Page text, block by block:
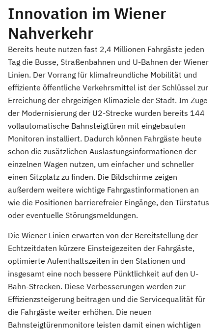
Innovation im Wiener
Nahverkehr
Bereits heute nutzen fast 2,4 Millionen Fahrgäste jeden
Tag die Busse, Straßenbahnen und U-Bahnen der Wiener
Linien. Der Vorrang für klimafreundliche Mobilität und
effiziente öffentliche Verkehrsmittel ist der Schlüssel zur
Erreichung der ehrgeizigen Klimaziele der Stadt. Im Zuge
der Modernisierung der U2-Strecke wurden bereits 144
vollautomatische Bahnsteigtüren mit eingebauten
Monitoren installiert. Dadurch können Fahrgäste heute
schon die zusätzlichen Auslastungsinformationen der
einzelnen Wagen nutzen, um einfacher und schneller
einen Sitzplatz zu finden. Die Bildschirme zeigen
außerdem weitere wichtige Fahrgastinformationen an
wie die Positionen barrierefreier Eingänge, den Türstatus
oder eventuelle Störungsmeldungen.
Die Wiener Linien erwarten von der Bereitstellung der
Echtzeitdaten kürzere Einsteigezeiten der Fahrgäste,
optimierte Aufenthaltszeiten in den Stationen und
insgesamt eine noch bessere Pünktlichkeit auf den U-
Bahn-Strecken. Diese Verbesserungen werden zur
Effizienzsteigerung beitragen und die Servicequalität für
die Fahrgäste weiter erhöhen. Die neuen
Bahnsteigtürenmonitore leisten damit einen wichtigen